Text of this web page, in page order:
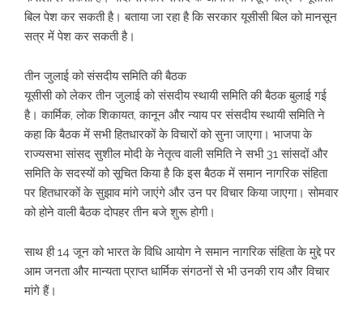
बिल पेश कर सकती है। बताया जा रहा है कि सरकार यूसीसी बिल को मानसून
सत्र में पेश कर सकती है।
तीन जुलाई को संसदीय समिति की बैठक
यूसीसी को लेकर तीन जुलाई को संसदीय स्थायी समिति की बैठक बुलाई गई
है। कार्मिक, लोक शिकायत, कानून और न्याय पर संसदीय स्थायी समिति ने
कहा कि बैठक में सभी हितधारकों के विचारों को सुना जाएगा। भाजपा के
राज्यसभा सांसद सुशील मोदी के नेतृत्व वाली समिति ने सभी 31 सांसदों और
समिति के सदस्यों को सूचित किया है कि इस बैठक में समान नागरिक संहिता
पर हितधारकों के सुझाव मांगे जाएंगे और उन पर विचार किया जाएगा। सोमवार
को होने वाली बैठक दोपहर तीन बजे शुरू होगी।
साथ ही 14 जून को भारत के विधि आयोग ने समान नागरिक संहिता के मुद्दे पर
आम जनता और मान्यता प्राप्त धार्मिक संगठनों से भी उनकी राय और विचार
मांगे हैं।